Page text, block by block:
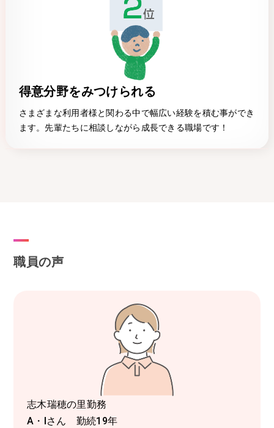
得意分野をみつけられる
さまざまな利用者様と関わる中で幅広い経験を積む事ができ
ます。先輩たちに相談しながら成長できる職場です！
職員の声
志木瑞穂の里勤務
A・Iさん 勤続19年